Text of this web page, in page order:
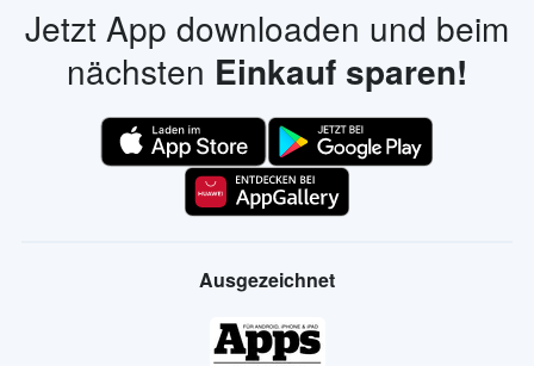
Jetzt App downloaden und beim
nächsten Einkauf sparen!
Ausgezeichnet